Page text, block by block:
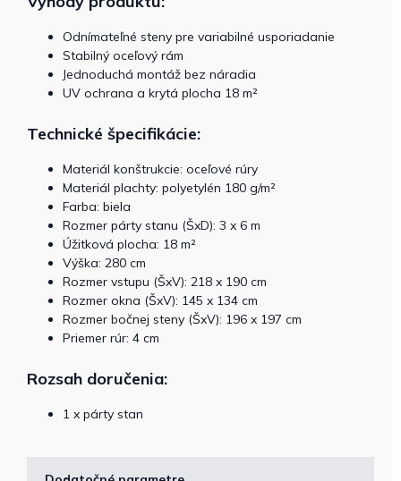
Odnímateľné steny pre variabilné usporiadanie
Stabilný oceľový rám
Jednoduchá montáž bez náradia
UV ochrana a krytá plocha 18 m²
Technické špecifikácie:
Materiál konštrukcie: oceľové rúry
Materiál plachty: polyetylén 180 g/m²
Farba: biela
Rozmer párty stanu (ŠxD): 3 x 6 m
Úžitková plocha: 18 m²
Výška: 280 cm
Rozmer vstupu (ŠxV): 218 x 190 cm
Rozmer okna (ŠxV): 145 x 134 cm
Rozmer bočnej steny (ŠxV): 196 x 197 cm
Priemer rúr: 4 cm
Rozsah doručenia:
1 x párty stan